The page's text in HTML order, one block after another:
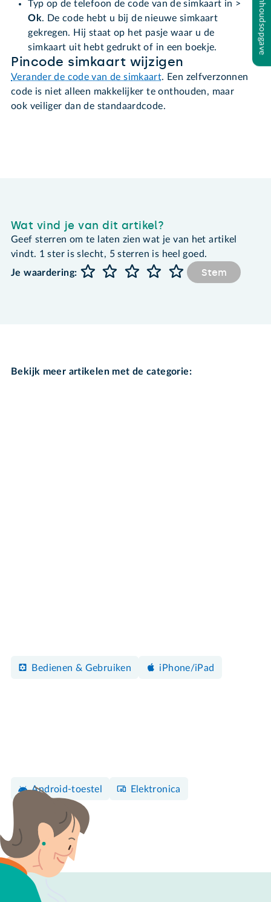
Typ op de telefoon de code van de simkaart in >
Ok. De code hebt u bij de nieuwe simkaart
gekregen. Hij staat op het pasje waar u de
simkaart uit hebt gedrukt of in een boekje.
Pincode simkaart wijzigen
Verander de code van de simkaart. Een zelfverzonnen
code is niet alleen makkelijker te onthouden, maar
ook veiliger dan de standaardcode.
Inhoudsopgave
Wat vind je van dit artikel?
Geef sterren om te laten zien wat je van het artikel
vindt. 1 ster is slecht, 5 sterren is heel goed.
Je waardering:
Stem
Bekijk meer artikelen met de categorie:
Bedienen & Gebruiken iPhone/iPad
Android-toestel Elektronica